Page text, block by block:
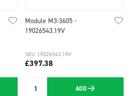
Module M3-3605 -
19026543.19V
£397.38
SKU: 19026543.19V
Quantity ADD